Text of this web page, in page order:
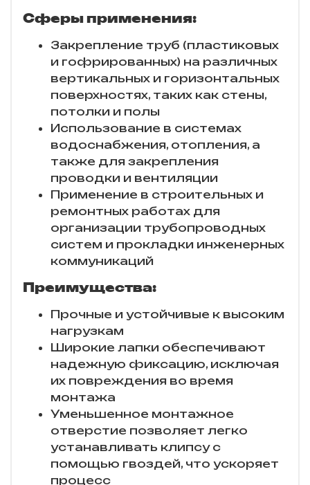
Сферы применения:
Закрепление труб (пластиковых
и гофрированных) на различных
вертикальных и горизонтальных
поверхностях, таких как стены,
потолки и полы
Использование в системах
водоснабжения, отопления, а
также для закрепления
проводки и вентиляции
Применение в строительных и
ремонтных работах для
организации трубопроводных
систем и прокладки инженерных
коммуникаций
Преимущества:
Прочные и устойчивые к высоким
нагрузкам
Широкие лапки обеспечивают
надежную фиксацию, исключая
их повреждения во время
монтажа
Уменьшенное монтажное
отверстие позволяет легко
устанавливать клипсу с
помощью гвоздей, что ускоряет
процесс